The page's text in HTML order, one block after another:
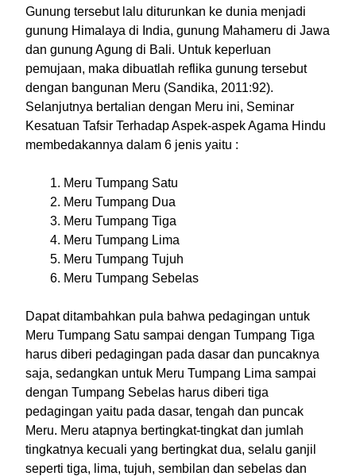
Gunung tersebut lalu diturunkan ke dunia menjadi
gunung Himalaya di India, gunung Mahameru di Jawa
dan gunung Agung di Bali. Untuk keperluan
pemujaan, maka dibuatlah reflika gunung tersebut
dengan bangunan Meru (Sandika, 2011:92).
Selanjutnya bertalian dengan Meru ini, Seminar
Kesatuan Tafsir Terhadap Aspek-aspek Agama Hindu
membedakannya dalam 6 jenis yaitu :
Meru Tumpang Satu
Meru Tumpang Dua
Meru Tumpang Tiga
Meru Tumpang Lima
Meru Tumpang Tujuh
Meru Tumpang Sebelas
Dapat ditambahkan pula bahwa pedagingan untuk
Meru Tumpang Satu sampai dengan Tumpang Tiga
harus diberi pedagingan pada dasar dan puncaknya
saja, sedangkan untuk Meru Tumpang Lima sampai
dengan Tumpang Sebelas harus diberi tiga
pedagingan yaitu pada dasar, tengah dan puncak
Meru. Meru atapnya bertingkat-tingkat dan jumlah
tingkatnya kecuali yang bertingkat dua, selalu ganjil
seperti tiga, lima, tujuh, sembilan dan sebelas dan